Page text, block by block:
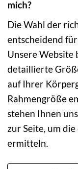
mich?
Die Wahl der
entscheidend
Unsere Website
detaillierte
auf Ihrer
Rahmengröße
stehen Ihnen
zur Seite, um
ermitteln.